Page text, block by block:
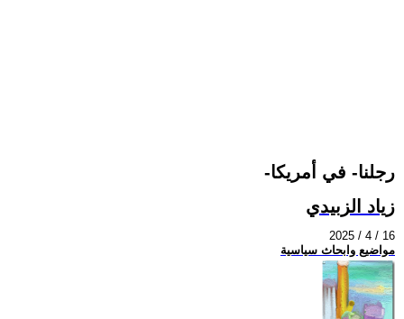
-رجلنا- في أمريكا
زياد الزبيدي
2025 / 4 / 16
مواضيع وابحاث سياسية